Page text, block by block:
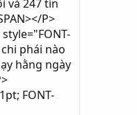
và 247 tín
P>
phái nào
hằng ngày
FONT-